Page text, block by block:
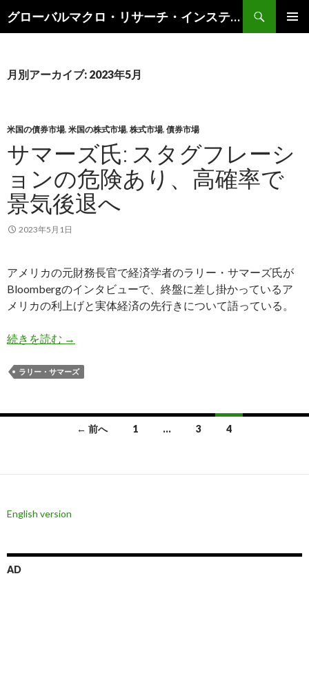
グローバルマクロ・リサーチ・インスティテュート
索
ン
キ
ッ
プ
月別アーカイブ: 2023年5月
米国の債券市場, 米国の株式市場, 株式市場, 債券市場
サマーズ氏: スタグフレーシ
ョンの危険あり、高確率で
景気後退へ
2023年5月1日
アメリカの元財務長官で経済学者のラリー・サマーズ氏が
Bloombergのインタビューで、終盤に差し掛かっているア
メリカの利上げと実体経済の先行きについて語っている。
続きを読む サマーズ氏: スタグフレーションの危険あり、高
→
ラリー・サマーズ
ナ
ゲ
ー
シ
← 前へ 1 … 3 4
English version
AD